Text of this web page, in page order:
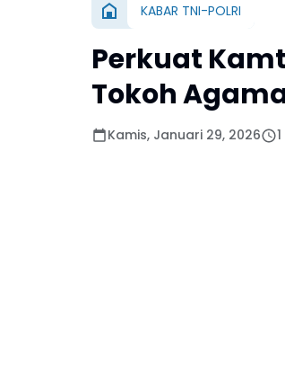
KABAR TNI-POLRI
Perkuat
Tokoh
Kamis, Januari 29, 2026